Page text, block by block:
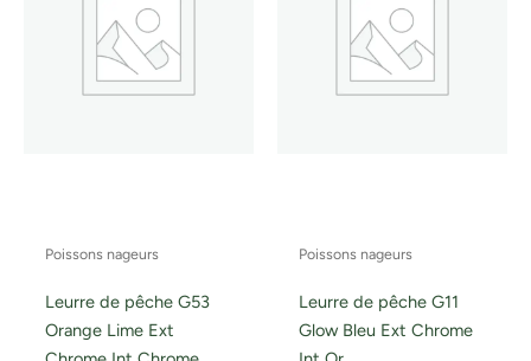
Poissons nageurs
Leurre de pêche G53
Orange Lime Ext
Poissons nageurs
Leurre de pêche G11
Glow Bleu Ext Chrome